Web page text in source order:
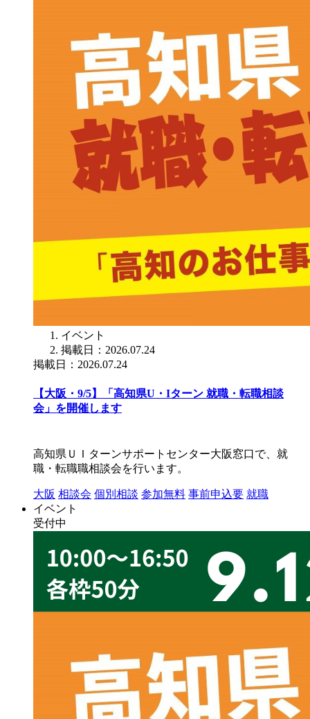
イベント
掲載日：2026.07.24
掲載日：2026.07.24
【大阪・9/5】「高知県U・Iターン 就職・転職相談
会」を開催します
高知県ＵＩターンサポートセンター大阪窓口で、就
職・転職職相談会を行います。
大阪 相談会 個別相談 参加無料 事前申込要 就職
イベント
受付中